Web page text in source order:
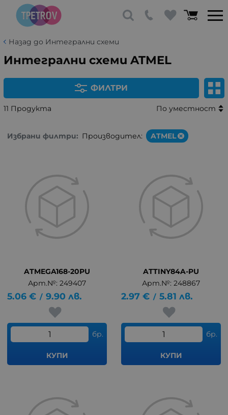
Назад до Интегрални схеми
Интегрални схеми ATMEL
ФИЛТРИ
11 Продукта По уместност
Избрани филтри: Производител: ATMEL
ATMEGA168-20PU
Арт.№: 249407
5.06 € / 9.90 лв.
бр.
КУПИ
ATTINY84A-PU
Арт.№: 248867
2.97 € / 5.81 лв.
бр.
КУПИ